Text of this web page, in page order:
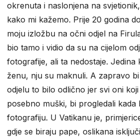
okrenuta i naslonjena na
kako mi kažemo. Prije 20 godina
moju izložbu na očni odjel na
bio tamo i vidio da su na cijelom
fotografije, ali ta nedostaje. Jedina
ženu, nju su maknuli. A zapravo
odjelu to bilo odlično jer svi oni
posebno muški, bi progledali kada
fotografiju. U Vatikanu je,
gdje se biraju pape, oslikana